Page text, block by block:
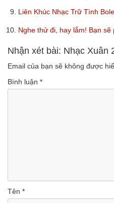
9. Liên Khúc Nhạc Trữ Tình
10. Nghe thử đi, hay lắm! Bạn
Nhận xét bài: Nhạc Xuân
Email của bạn sẽ không được
Bình luận *
Tên *